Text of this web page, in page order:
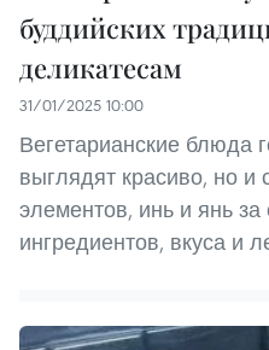
буддийских
деликатесам
31/01/2025 10:00
Вегетарианские блюда
выглядят красиво, но и
элементов, инь и янь за
ингредиентов, вкуса и